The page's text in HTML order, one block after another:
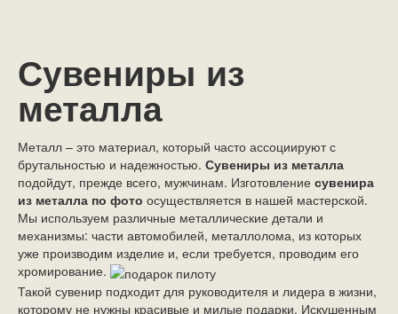
Сувениры из
металла
Металл – это материал, который часто ассоциируют с
брутальностью и надежностью. Сувениры из металла
подойдут, прежде всего, мужчинам. Изготовление сувенира
из металла по фото осуществляется в нашей мастерской.
Мы используем различные металлические детали и
механизмы: части автомобилей, металлолома, из которых
уже производим изделие и, если требуется, проводим его
хромирование.
Такой сувенир подходит для руководителя и лидера в жизни,
которому не нужны красивые и милые подарки. Искушенным